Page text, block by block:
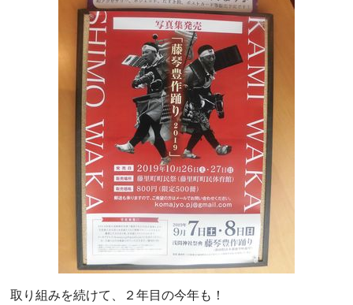
取り組みを続けて、２年目の今年も！